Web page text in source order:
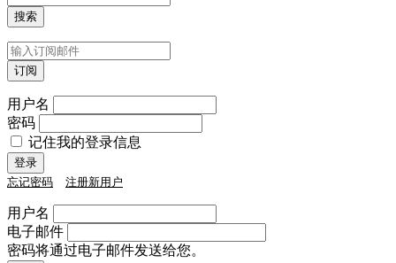
用户名
密码
记住我的登录信息
忘记密码 注册新用户
用户名
电子邮件
密码将通过电子邮件发送给您。